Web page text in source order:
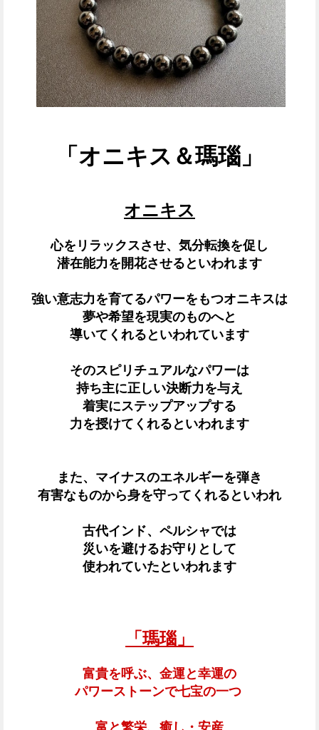
「オニキス＆瑪瑙」
オニキス
心をリラックスさせ、気分転換を促し
潜在能力を開花させるといわれます
強い意志力を育てるパワーをもつオニキスは
夢や希望を現実のものへと
導いてくれるといわれています
そのスピリチュアルなパワーは
持ち主に正しい決断力を与え
着実にステップアップする
力を授けてくれるといわれます
また、マイナスのエネルギーを弾き
有害なものから身を守ってくれるといわれ
古代インド、ペルシャでは
災いを避けるお守りとして
使われていたといわれます
「瑪瑙」
富貴を呼ぶ、金運と幸運の
パワーストーンで七宝の一つ
富と繁栄、癒し・安産